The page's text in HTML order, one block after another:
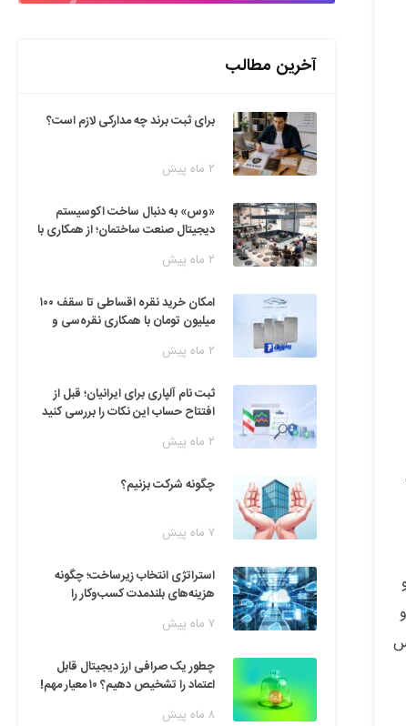
آخرین مطالب
برای ثبت برند چه مدارکی لازم است؟
۲ ماه پیش
«وس» به دنبال ساخت اکوسیستم
دیجیتال صنعت ساختمان؛ از همکاری با
فناوری۲ ماه پیش
امکان خرید نقره اقساطی تا سقف ۱۰۰
میلیون تومان با همکاری نقره‌سی و
۲ ماه پیش
ثبت نام آلپاری برای ایرانیان؛ قبل از
افتتاح حساب این نکات را بررسی کنید
۲ ماه پیش
چگونه شرکت بزنیم؟
۷ ماه پیش
استراتژی انتخاب زیرساخت؛ چگونه
هزینه‌های بلندمدت کسب‌وکار را
۷ ماه پیش
چطور یک صرافی ارز دیجیتال قابل
اعتماد را تشخیص دهیم؟ ۱۰ معیار مهم!
۸ ماه پیش